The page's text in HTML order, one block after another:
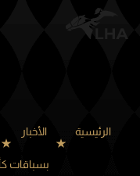
الرئيسية الأخبار
بسباقات